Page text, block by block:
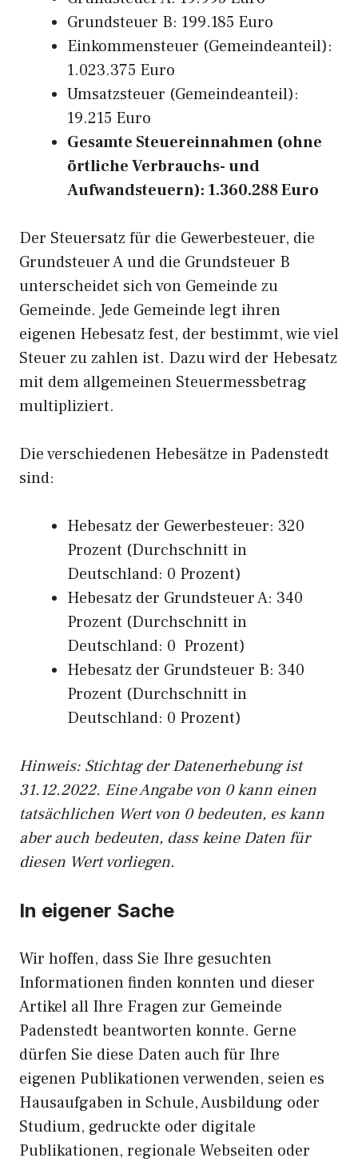
Grundsteuer B: 199.185 Euro
Einkommensteuer (Gemeindeanteil):
1.023.375 Euro
Umsatzsteuer (Gemeindeanteil):
19.215 Euro
Gesamte Steuereinnahmen (ohne
örtliche Verbrauchs- und
Aufwandsteuern): 1.360.288 Euro
Der Steuersatz für die Gewerbesteuer, die
Grundsteuer A und die Grundsteuer B
unterscheidet sich von Gemeinde zu
Gemeinde. Jede Gemeinde legt ihren
eigenen Hebesatz fest, der bestimmt, wie viel
Steuer zu zahlen ist. Dazu wird der Hebesatz
mit dem allgemeinen Steuermessbetrag
multipliziert.
Die verschiedenen Hebesätze in Padenstedt
sind:
Hebesatz der Gewerbesteuer: 320
Prozent (Durchschnitt in
Deutschland: 0 Prozent)
Hebesatz der Grundsteuer A: 340
Prozent (Durchschnitt in
Deutschland: 0 Prozent)
Hebesatz der Grundsteuer B: 340
Prozent (Durchschnitt in
Deutschland: 0 Prozent)
Hinweis: Stichtag der Datenerhebung ist
31.12.2022. Eine Angabe von 0 kann einen
tatsächlichen Wert von 0 bedeuten, es kann
aber auch bedeuten, dass keine Daten für
diesen Wert vorliegen.
In eigener Sache
Wir hoffen, dass Sie Ihre gesuchten
Informationen finden konnten und dieser
Artikel all Ihre Fragen zur Gemeinde
Padenstedt beantworten konnte. Gerne
dürfen Sie diese Daten auch für Ihre
eigenen Publikationen verwenden, seien es
Hausaufgaben in Schule, Ausbildung oder
Studium, gedruckte oder digitale
Publikationen, regionale Webseiten oder